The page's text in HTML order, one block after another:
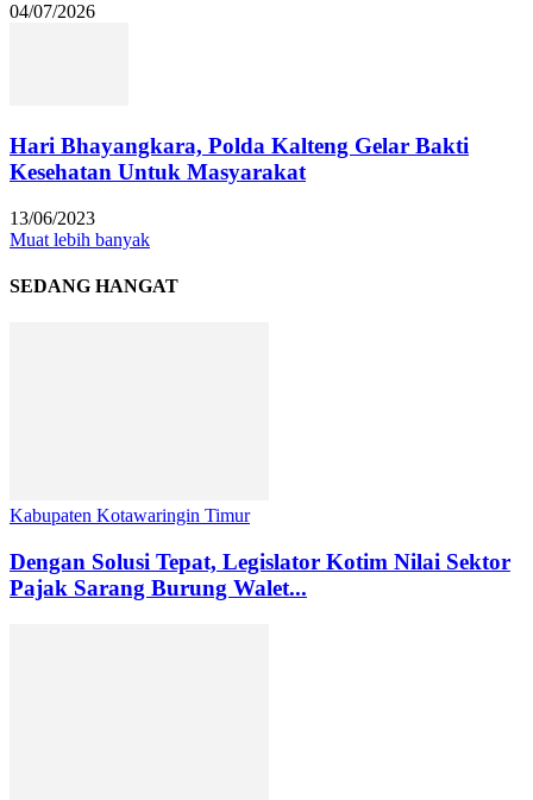
04/07/2026
Hari Bhayangkara, Polda Kalteng Gelar Bakti
Kesehatan Untuk Masyarakat
13/06/2023
Muat lebih banyak
SEDANG HANGAT
Kabupaten Kotawaringin Timur
Dengan Solusi Tepat, Legislator Kotim Nilai Sektor
Pajak Sarang Burung Walet...